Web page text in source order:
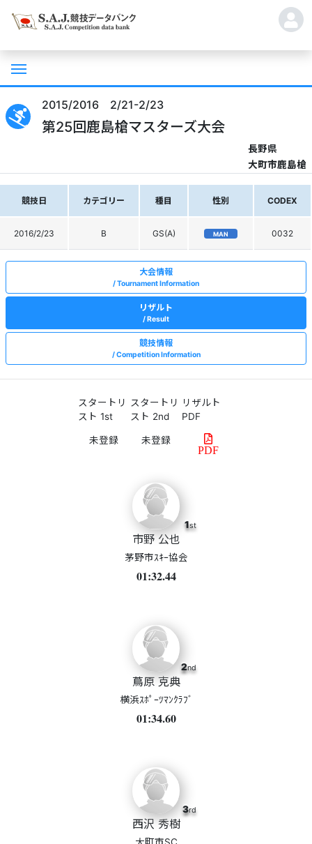
2015/2016 2/21-2/23
第25回鹿島槍マスターズ大会
長野県
大町市鹿島槍
競技日 カテゴリー 種目 性別 CODEX
2016/2/23 B GS(A) MAN 0032
大会情報
Tournament Information
リザルト
Result
競技情報
Competition Information
スタートリ
スト 1st
スタートリ
スト 2nd
リザルト
PDF
PDF
1st
市野 公也
茅野市ｽｷｰ協会
01:32.44
2nd
蔦原 克典
横浜ｽﾎﾟｰﾂﾏﾝｸﾗﾌﾞ
01:34.60
3rd
西沢 秀樹